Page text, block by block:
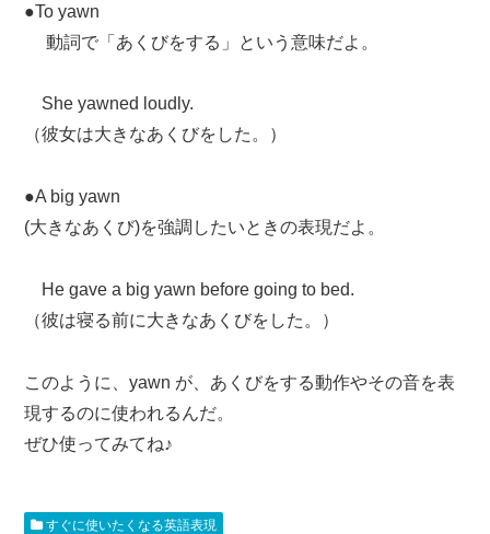
●To yawn
動詞で「あくびをする」という意味だよ。
She yawned loudly.
（彼女は大きなあくびをした。）
●A big yawn
(大きなあくび)を強調したいときの表現だよ。
He gave a big yawn before going to bed.
（彼は寝る前に大きなあくびをした。）
このように、yawn が、あくびをする動作やその音を表
現するのに使われるんだ。
ぜひ使ってみてね♪
すぐに使いたくなる英語表現